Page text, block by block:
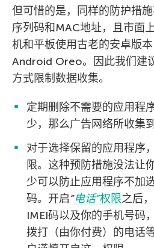
但可惜的是，同样的防护措施
序列码和MAC地址，且市面
机和平板使用古老的安卓版
Android Oreo。因此我们建
方式限制数据收集。
定期删除不需要的应用程
少，那么广告网络所收集
对于选择保留的应用程序
限。这种预防措施没法让
少可以防止应用程序不加
码。开启“电话”权限之后
IMEI码以及你的手机号码
拨打（由你付费）的电话